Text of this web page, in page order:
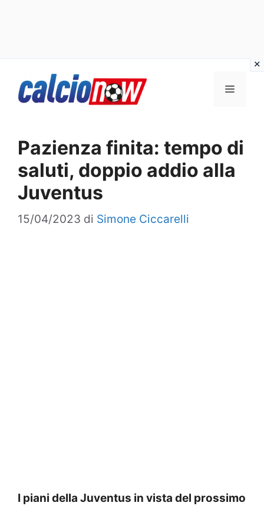
Menu
Pazienza finita: tempo di
saluti, doppio addio alla
Juventus
15/04/2023 di Simone Ciccarelli
I piani della Juventus in vista del prossimo